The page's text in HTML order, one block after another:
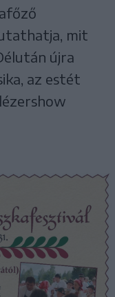
mit
újra
az estét